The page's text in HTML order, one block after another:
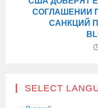
СОГЛАШЕНИИ
САНКЦИЙ
SELECT